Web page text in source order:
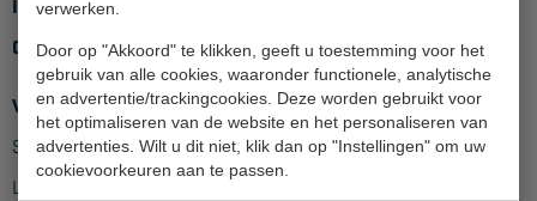
verwerken.
Door op "Akkoord" te klikken, geeft u toestemming voor het
gebruik van alle cookies, waaronder functionele, analytische
en advertentie/trackingcookies. Deze worden gebruikt voor
het optimaliseren van de website en het personaliseren van
advertenties. Wilt u dit niet, klik dan op "Instellingen" om uw
cookievoorkeuren aan te passen.
Gevelsteigers
Steiger overkapping
Hangbruginstallaties
Inloggen
Contact
Verkoop
Steigers
Ladders